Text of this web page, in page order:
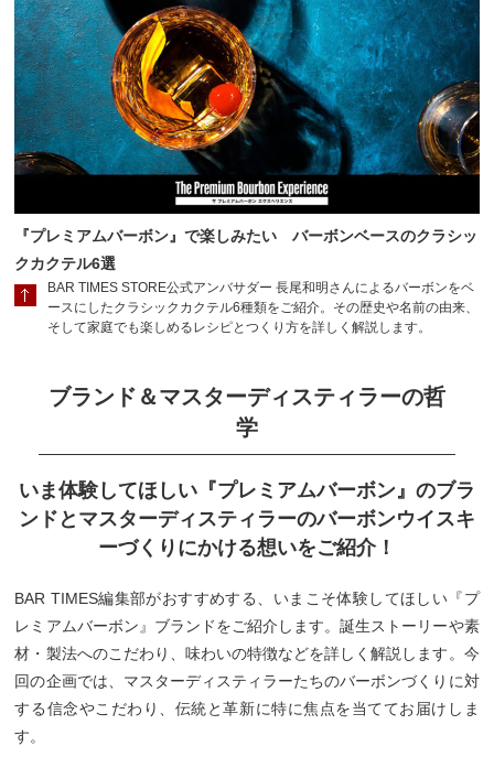
『プレミアムバーボン』で楽しみたい バーボンベースのクラシッ
クカクテル6選
BAR TIMES STORE公式アンバサダー 長尾和明さんによるバーボンをベ
ースにしたクラシックカクテル6種類をご紹介。その歴史や名前の由来、
そして家庭でも楽しめるレシピとつくり方を詳しく解説します。
ブランド＆マスターディスティラーの哲
学
いま体験してほしい『プレミアムバーボン』のブラ
ンドとマスターディスティラーのバーボンウイスキ
ーづくりにかける想いをご紹介！
BAR TIMES編集部がおすすめする、いまこそ体験してほしい『プ
レミアムバーボン』ブランドをご紹介します。誕生ストーリーや素
材・製法へのこだわり、味わいの特徴などを詳しく解説します。今
回の企画では、マスターディスティラーたちのバーボンづくりに対
する信念やこだわり、伝統と革新に特に焦点を当ててお届けしま
す。